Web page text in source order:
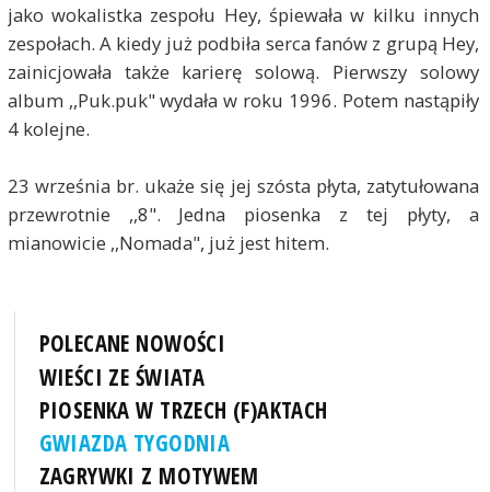
jako wokalistka zespołu Hey, śpiewała w kilku innych
zespołach. A kiedy już podbiła serca fanów z grupą Hey,
zainicjowała także karierę solową. Pierwszy solowy
album ,,Puk.puk" wydała w roku 1996. Potem nastąpiły
4 kolejne.
23 września br. ukaże się jej szósta płyta, zatytułowana
przewrotnie ,,8". Jedna piosenka z tej płyty, a
mianowicie ,,Nomada", już jest hitem.
POLECANE NOWOŚCI
WIEŚCI ZE ŚWIATA
PIOSENKA W TRZECH (F)AKTACH
GWIAZDA TYGODNIA
ZAGRYWKI Z MOTYWEM